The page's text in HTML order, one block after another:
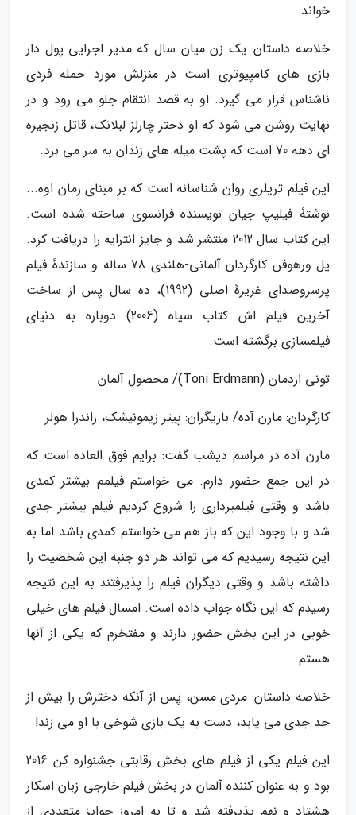
خواند.
خلاصه داستان: یک زن میان سال که مدیر اجرایی پول دار
بازی های کامپیوتری است در منزلش مورد حمله فردی
ناشناس قرار می گیرد. او به قصد انتقام جلو می رود و در
نهایت روشن می شود که او دختر چارلز لبلانک، قاتل زنجیره
ای دهه 70 است که پشت میله های زندان به سر می برد.
این فیلم تریلری روان شناسانه است که بر مبنای رمان اوه...
نوشتۀ فیلیپ جیان نویسنده فرانسوی ساخته شده است.
این کتاب سال 2012 منتشر شد و جایز انترایه را دریافت کرد.
پل ورهوفن کارگردان آلمانی-هلندی 78 ساله و سازندۀ فیلم
پرسروصدای غریزۀ اصلی (1992)، ده سال پس از ساخت
آخرین فیلم اش کتاب سیاه (2006) دوباره به دنیای
فیلمسازی برگشته است.
تونی اردمان (Toni Erdmann)/ محصول آلمان
کارگردان: مارن آده/ بازیگران: پیتر زیمونیشک، زاندرا هولر
مارن آده در مراسم دیشب گفت: برایم فوق العاده است که
در این جمع حضور دارم. می خواستم فیلمم بیشتر کمدی
باشد و وقتی فیلمبرداری را شروع کردیم فیلم بیشتر جدی
شد و با وجود این که باز هم می خواستم کمدی باشد اما به
این نتیجه رسیدیم که می تواند هر دو جنبه این شخصیت را
داشته باشد و وقتی دیگران فیلم را پذیرفتند به این نتیجه
رسیدم که این نگاه جواب داده است. امسال فیلم های خیلی
خوبی در این بخش حضور دارند و مفتخرم که یکی از آنها
هستم.
خلاصه داستان: مردی مسن، پس از آنکه دخترش را بیش از
حد جدی می یابد، دست به یک بازی شوخی با او می زند!
این فیلم یکی از فیلم های بخش رقابتی جشنواره کن 2016
بود و به عنوان کننده آلمان در بخش فیلم خارجی زبان اسکار